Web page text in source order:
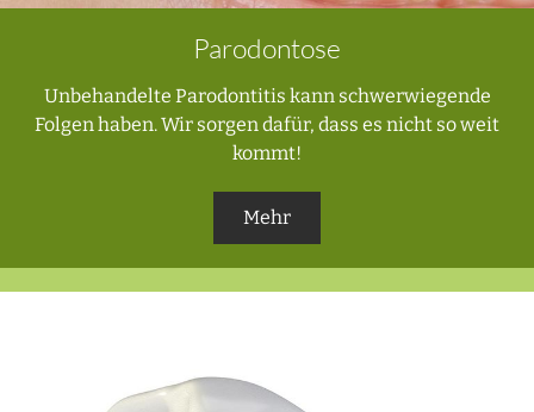
Parodontose
Unbehandelte Parodontitis kann schwerwiegende
Folgen haben. Wir sorgen dafür, dass es nicht so weit
kommt!
Mehr